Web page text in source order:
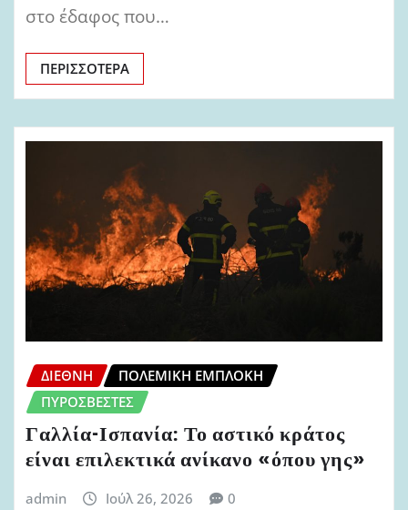
στο έδαφος που…
ΠΕΡΙΣΣΌΤΕΡΑ
ΔΙΕΘΝΉ
ΠΟΛΕΜΙΚΉ ΕΜΠΛΟΚΉ
ΠΥΡΟΣΒΈΣΤΕΣ
Γαλλία-Ισπανία: Το αστικό κράτος
είναι επιλεκτικά ανίκανο «όπου γης»
admin Ιούλ 26, 2026 0